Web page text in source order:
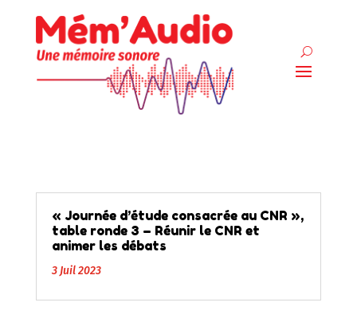
« Journée d’étude consacrée au CNR »,
table ronde 3 – Réunir le CNR et
animer les débats
3 Juil 2023